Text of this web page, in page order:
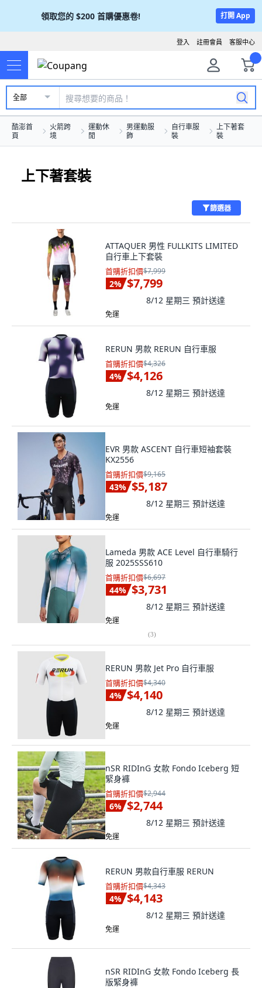
領取您的 $200 首購優惠卷! 打開 App
客服中心
註冊會員
登入
全部
酷澎首
頁
火箭跨
境
運動休
閒
男運動服
飾
自行車服
裝
上下著套
裝
上下著套裝
篩選器
ATTAQUER 男性 FULLKITS LIMITED
自行車上下套裝
首購折扣價$7,999
2% $7,799
8/12 星期三 預計送達
免運
RERUN 男款 RERUN 自行車服
首購折扣價$4,326
4% $4,126
8/12 星期三 預計送達
免運
EVR 男款 ASCENT 自行車短袖套裝
KX2556
首購折扣價$9,165
43% $5,187
8/12 星期三 預計送達
免運
Lameda 男款 ACE Level 自行車騎行
服 2025SSS610
首購折扣價$6,697
44% $3,731
8/12 星期三 預計送達
免運
(3)
RERUN 男款 Jet Pro 自行車服
首購折扣價$4,340
4% $4,140
8/12 星期三 預計送達
免運
nSR RIDInG 女款 Fondo Iceberg 短
緊身褲
首購折扣價$2,944
6% $2,744
8/12 星期三 預計送達
免運
RERUN 男款自行車服 RERUN
首購折扣價$4,343
4% $4,143
8/12 星期三 預計送達
免運
nSR RIDInG 女款 Fondo Iceberg 長
版緊身褲